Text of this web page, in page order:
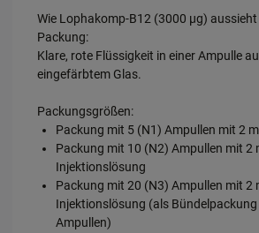
Wie Lophakomp-B12 (3000 µg)
Packung:
Klare, rote Flüssigkeit in einer Ampulle
eingefärbtem Glas.
Packungsgrößen:
Packung mit 5 (N1) Ampullen mit 2
Packung mit 10 (N2) Ampullen mit 2
Injektionslösung
Packung mit 20 (N3) Ampullen mit 2
Injektionslösung (als Bündelpackung
Ampullen)